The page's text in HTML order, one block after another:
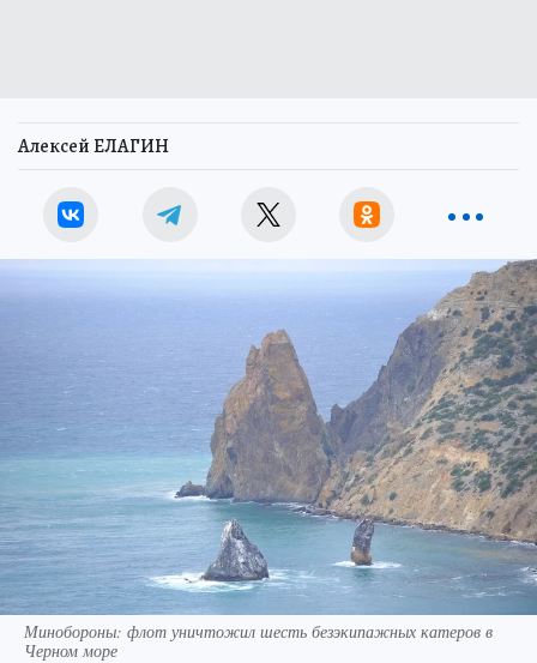
Алексей ЕЛАГИН
Минобороны: флот уничтожил шесть безэкипажных катеров в
Черном море